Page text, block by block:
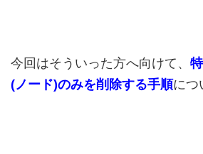
今回はそういった方へ向けて、
(ノード)のみを削除する手順につ